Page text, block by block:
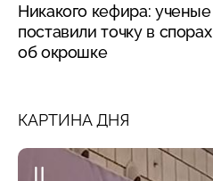
Никакого кефира: ученые
поставили точку в спорах
об окрошке
КАРТИНА ДНЯ